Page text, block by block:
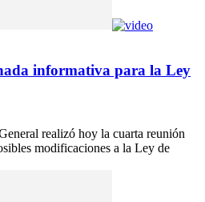
informativa para la Ley
realizó hoy la cuarta reunión
modificaciones a la Ley de